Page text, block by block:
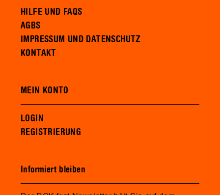
HILFE UND FAQS
AGBS
IMPRESSUM UND DATENSCHUTZ
KONTAKT
MEIN KONTO
LOGIN
REGISTRIERUNG
Informiert bleiben